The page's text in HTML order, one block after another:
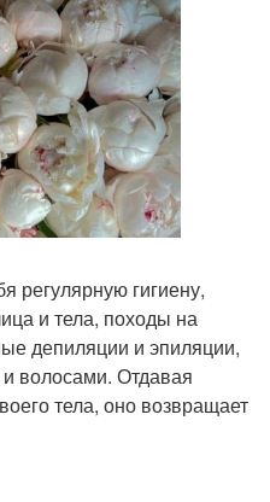
регулярную гигиену,
и тела, походы на
депиляции и эпиляции,
волосами. Отдавая
тела, оно возвращает